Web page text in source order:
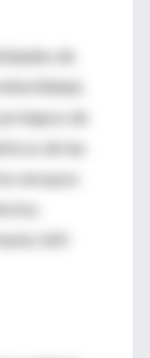
de
de
de las
ensayos
160